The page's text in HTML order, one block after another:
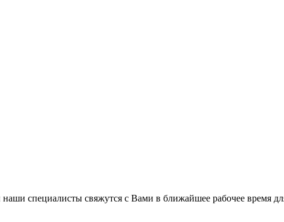
специалисты свяжутся с Вами в ближайшее рабочее время